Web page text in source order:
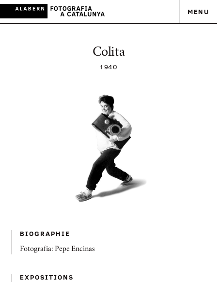
MENU
Colita
1940
BIOGRAPHIE
Fotografia: Pepe Encinas
EXPOSITIONS